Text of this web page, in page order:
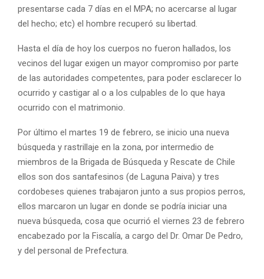
presentarse cada 7 días en el MPA; no acercarse al lugar
del hecho; etc) el hombre recuperó su libertad.
Hasta el día de hoy los cuerpos no fueron hallados, los
vecinos del lugar exigen un mayor compromiso por parte
de las autoridades competentes, para poder esclarecer lo
ocurrido y castigar al o a los culpables de lo que haya
ocurrido con el matrimonio.
Por último el martes 19 de febrero, se inicio una nueva
búsqueda y rastrillaje en la zona, por intermedio de
miembros de la Brigada de Búsqueda y Rescate de Chile
ellos son dos santafesinos (de Laguna Paiva) y tres
cordobeses quienes trabajaron junto a sus propios perros,
ellos marcaron un lugar en donde se podría iniciar una
nueva búsqueda, cosa que ocurrió el viernes 23 de febrero
encabezado por la Fiscalía, a cargo del Dr. Omar De Pedro,
y del personal de Prefectura.